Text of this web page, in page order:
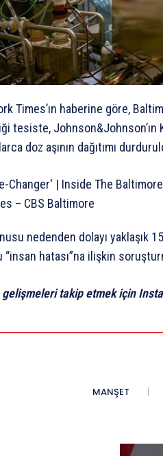
Times’ın haberine göre,
tesiste, Johnson&Johnson’ın
doz aşının dağıtımı
nedenden dolayı yaklaşık
“insan hatası”na ilişkin
gelişmeleri takip etmek için
MANŞET